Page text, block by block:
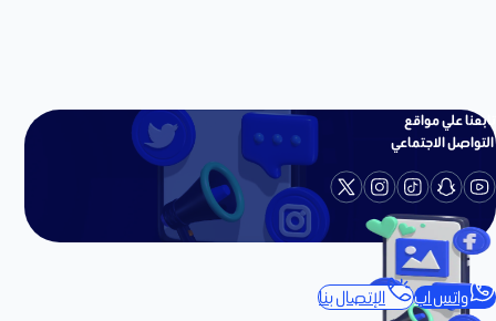
تابعنا علي مواقع
التواصل الاجتماعي
واتس اب الإتصال بنا